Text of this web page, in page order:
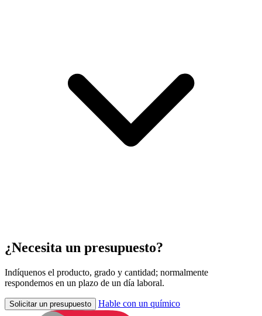
¿Necesita un presupuesto?
Indíquenos el producto, grado y cantidad; normalmente
respondemos en un plazo de un día laboral.
Solicitar un presupuesto Hable con un químico